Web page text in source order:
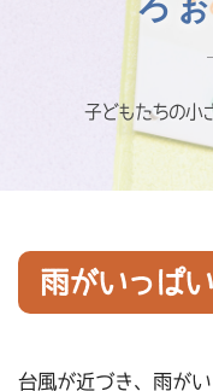
子どもたちの小
雨がいっぱ
台風が近づき、雨が